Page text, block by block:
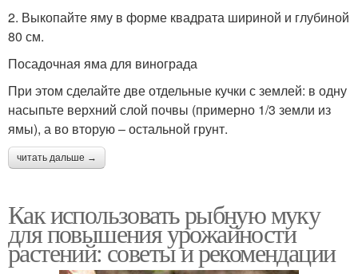
2. Выкопайте яму в форме квадрата шириной и глубиной
80 см.
Посадочная яма для винограда
При этом сделайте две отдельные кучки с землей: в одну
насыпьте верхний слой почвы (примерно 1/3 земли из
ямы), а во вторую – остальной грунт.
читать дальше →
Как использовать рыбную муку
для повышения урожайности
растений: советы и рекомендации